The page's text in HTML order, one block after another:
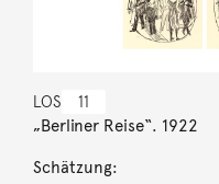
LOS 11
„Berliner Reise“. 1922
Schätzung: